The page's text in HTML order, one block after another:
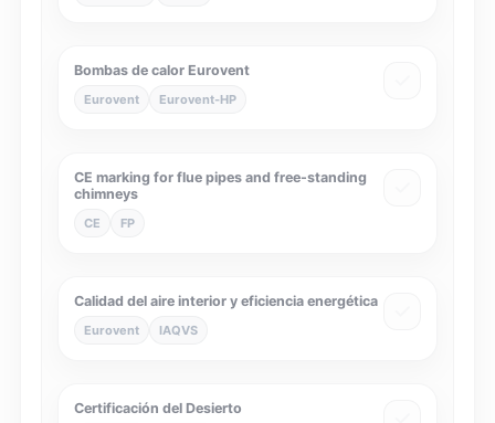
Bombas de calor Eurovent
Eurovent Eurovent-HP
CE marking for flue pipes and free-standing
chimneys
CE FP
Calidad del aire interior y eficiencia energética
Eurovent IAQVS
Certificación del Desierto